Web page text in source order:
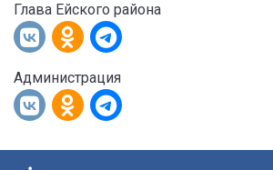
Глава Ейского района
Администрация